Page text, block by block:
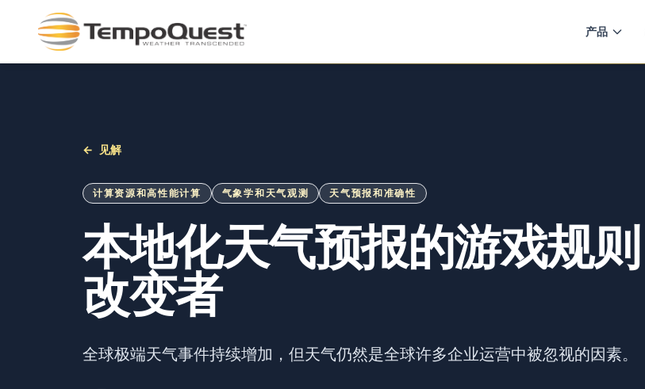
产品
← 见解
计算资源和高性能计算 气象学和天气观测 天气预报和准确性
本地化天气预报的游戏规则
改变者
全球极端天气事件持续增加，但天气仍然是全球许多企业运营中被忽视的因素。